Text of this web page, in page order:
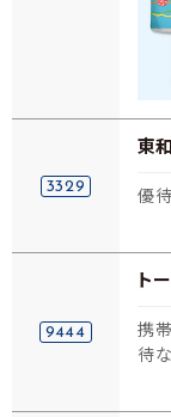
3329
東
優
9444
ト
携
待